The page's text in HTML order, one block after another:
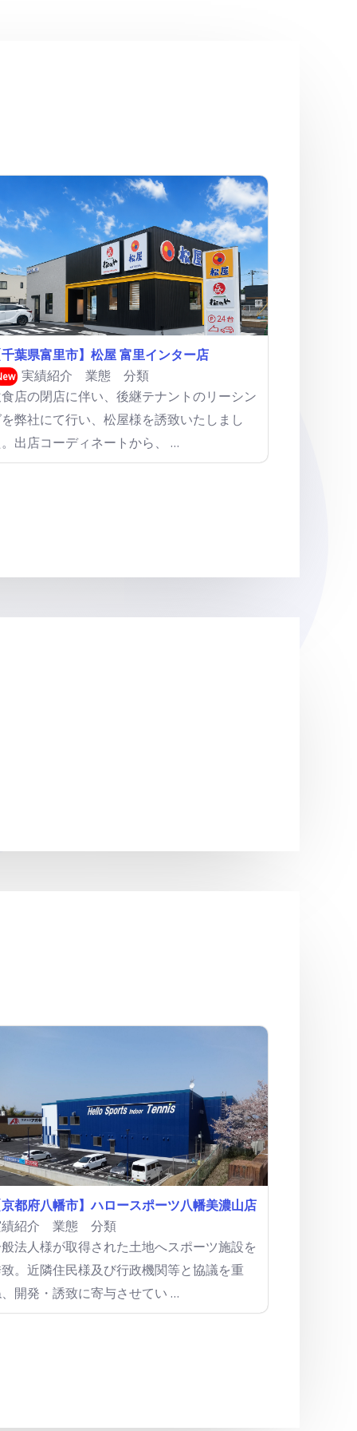
葉県富里市】松屋 富里インター店
実績紹介 業態 分類
店の閉店に伴い、後継テナントのリーシン
弊社にて行い、松屋様を誘致いたしまし
出店コーディネートから、 …
都府八幡市】ハロースポーツ八幡美濃山店
紹介 業態 分類
法人様が取得された土地へスポーツ施設を
。近隣住民様及び行政機関等と協議を重
開発・誘致に寄与させてい …